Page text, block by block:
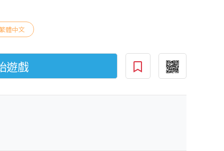
體中文
遊戲